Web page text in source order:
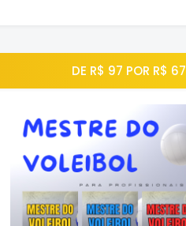
DE R$ 97 POR R$ 67